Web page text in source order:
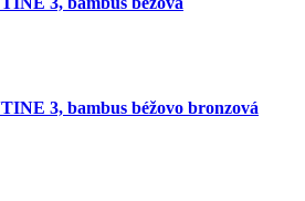
3, bambus béžovo bronzová